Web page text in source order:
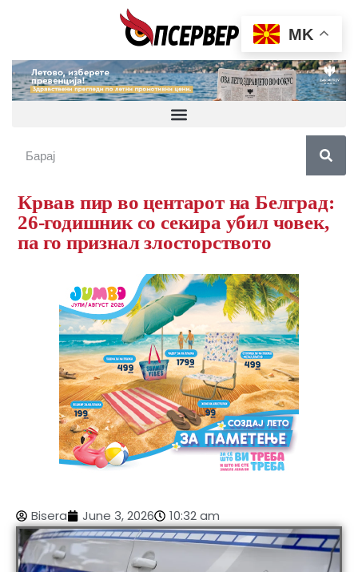
Крвав пир во центарот на Белград:
26-годишник со секира убил човек,
па го признал злосторството
Bisera June 3, 2026 10:32 am
MK